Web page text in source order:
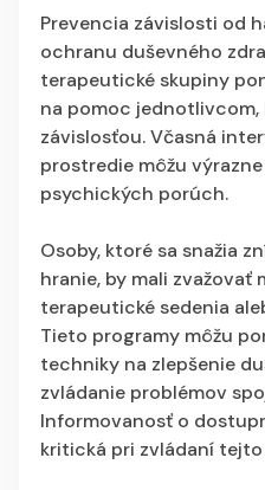
Prevencia závislosti od
ochranu duševného
terapeutické skupiny
na pomoc
závislosťou. Včasná
prostredie môžu
psychických porúch.
Osoby, ktoré sa snažia
hranie, by mali zvažovať
terapeutické sedenia
Tieto programy môžu
techniky na zlepšenie
zvládanie problémov
Informovanosť o
kritická pri zvládaní tejto